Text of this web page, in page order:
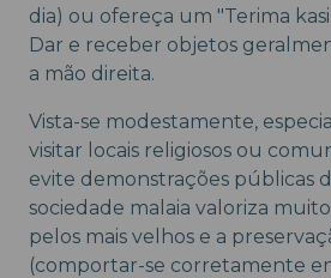
dia) ou ofereça um "Terima
Dar e receber objetos
a mão direita.
Vista-se modestamente,
visitar locais religiosos ou
evite demonstrações públicas
sociedade malaia valoriza
pelos mais velhos e a
(comportar-se corretamente